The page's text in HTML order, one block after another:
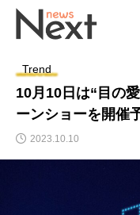
Trend
10月10日は“目の
ーンショーを開催
2023.10.10